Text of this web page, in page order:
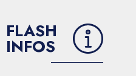
FLASH
INFOS